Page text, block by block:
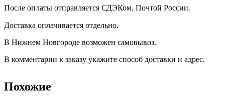
После оплаты отправляется СДЭКом, Почтой России. ⠀
Доставка оплачивается отдельно. ⠀
В Нижнем Новгороде возможен самовывоз.
В комментарии к заказу укажите способ доставки и адрес.
Похожие